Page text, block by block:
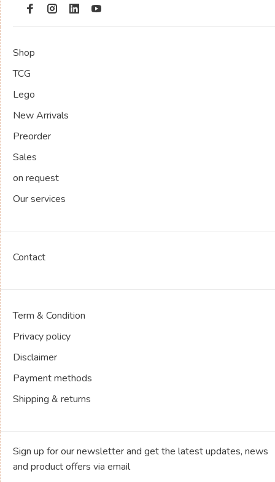
Shop
TCG
Lego
New Arrivals
Preorder
Sales
on request
Our services
Contact
Term & Condition
Privacy policy
Disclaimer
Payment methods
Shipping & returns
Sign up for our newsletter and get the latest updates, news
and product offers via email